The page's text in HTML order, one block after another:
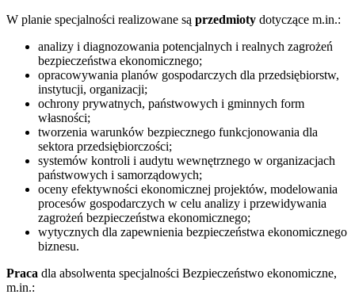
W planie specjalności realizowane są przedmioty dotyczące m.in.:
analizy i diagnozowania potencjalnych i realnych zagrożeń
bezpieczeństwa ekonomicznego;
opracowywania planów gospodarczych dla przedsiębiorstw,
instytucji, organizacji;
ochrony prywatnych, państwowych i gminnych form
własności;
tworzenia warunków bezpiecznego funkcjonowania dla
sektora przedsiębiorczości;
systemów kontroli i audytu wewnętrznego w organizacjach
państwowych i samorządowych;
oceny efektywności ekonomicznej projektów, modelowania
procesów gospodarczych w celu analizy i przewidywania
zagrożeń bezpieczeństwa ekonomicznego;
wytycznych dla zapewnienia bezpieczeństwa ekonomicznego
biznesu.
Praca dla absolwenta specjalności Bezpieczeństwo ekonomiczne,
m.in.: